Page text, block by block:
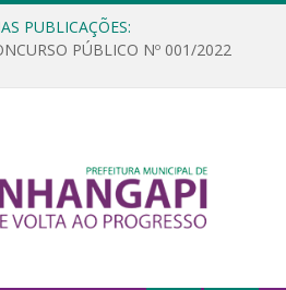
PUBLICAÇÕES:
PÚBLICO Nº 001/2022